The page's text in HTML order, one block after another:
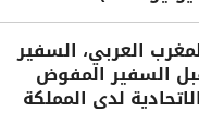
العربي، السفير
السفير المفوض
لدى المملكة